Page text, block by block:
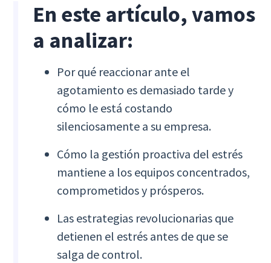
En este artículo, vamos
a analizar:
Por qué reaccionar ante el
agotamiento es demasiado tarde y
cómo le está costando
silenciosamente a su empresa.
Cómo la gestión proactiva del estrés
mantiene a los equipos concentrados,
comprometidos y prósperos.
Las estrategias revolucionarias que
detienen el estrés antes de que se
salga de control.